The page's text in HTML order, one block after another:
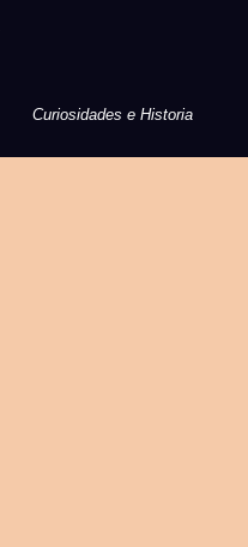
Curiosidades e Historia